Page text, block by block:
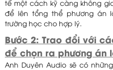
tế một cách kỹ càng không
để lên tổng thể phương án
trường học cho hợp lý.
Bước 2: Trao đổi với
để chọn ra phương án
Anh Duyên Audio sẽ có